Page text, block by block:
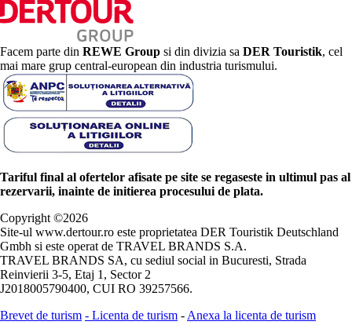
Facem parte din REWE Group si din divizia sa DER Touristik, cel
mai mare grup central-european din industria turismului.
Tariful final al ofertelor afisate pe site se regaseste in ultimul pas al
rezervarii, inainte de initierea procesului de plata.
Copyright ©2026
Site-ul www.dertour.ro este proprietatea DER Touristik Deutschland
Gmbh si este operat de TRAVEL BRANDS S.A.
TRAVEL BRANDS SA, cu sediul social in Bucuresti, Strada
Reinvierii 3-5, Etaj 1, Sector 2
J2018005790400, CUI RO 39257566.
Brevet de turism - Licenta de turism - Anexa la licenta de turism